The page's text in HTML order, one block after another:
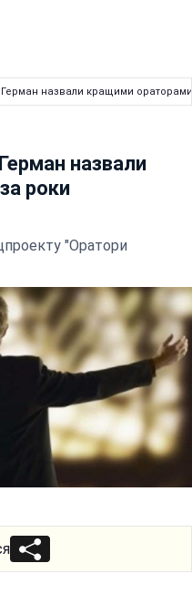
Герман назвали кращими
назвали
роки
"Оратори